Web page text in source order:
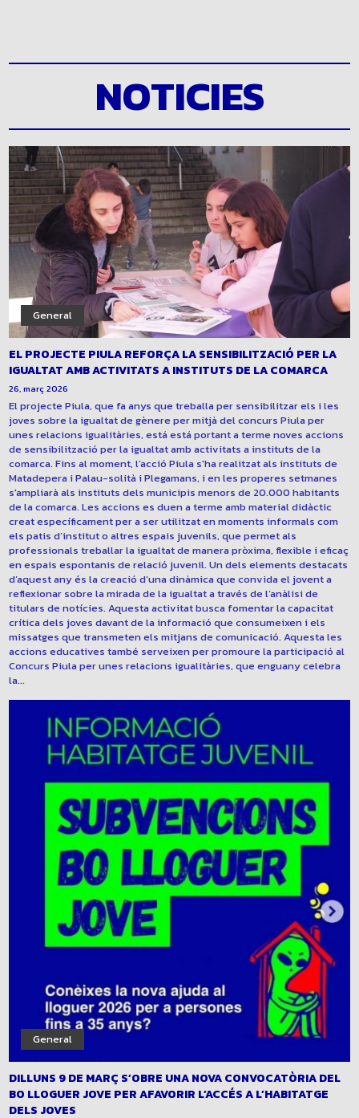
NOTICIES
EL PROJECTE PIULA REFORÇA LA SENSIBILITZACIÓ PER LA
IGUALTAT AMB ACTIVITATS A INSTITUTS DE LA COMARCA
26, març 2026
El projecte Piula, que fa anys que treballa per sensibilitzar els i les
joves sobre la igualtat de gènere per mitjà del concurs Piula per
unes relacions igualitàries, está está portant a terme noves accions
de sensibilització per la igualtat amb activitats a instituts de la
comarca. Fins al moment, l’acció Piula s'ha realitzat als instituts de
Matadepera i Palau-solità i Plegamans, i en les properes setmanes
s'ampliarà als instituts dels municipis menors de 20.000 habitants
de la comarca. Les accions es duen a terme amb material didàctic
creat específicament per a ser utilitzat en moments informals com
els patis d’institut o altres espais juvenils, que permet als
professionals treballar la igualtat de manera pròxima, flexible i eficaç
en espais espontanis de relació juvenil. Un dels elements destacats
d’aquest any és la creació d’una dinàmica que convida el jovent a
reflexionar sobre la mirada de la igualtat a través de l’anàlisi de
titulars de notícies. Aquesta activitat busca fomentar la capacitat
crítica dels joves davant de la informació que consumeixen i els
missatges que transmeten els mitjans de comunicació. Aquesta les
accions educatives també serveixen per promoure la participació al
Concurs Piula per unes relacions igualitàries, que enguany celebra
la...
General
DILLUNS 9 DE MARÇ S’OBRE UNA NOVA CONVOCATÒRIA DEL
BO LLOGUER JOVE PER AFAVORIR L’ACCÉS A L’HABITATGE
DELS JOVES
General